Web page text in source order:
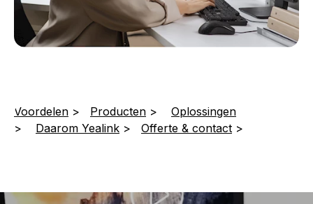
Voordelen > Producten > Oplossingen
> Daarom Yealink > Offerte & contact >